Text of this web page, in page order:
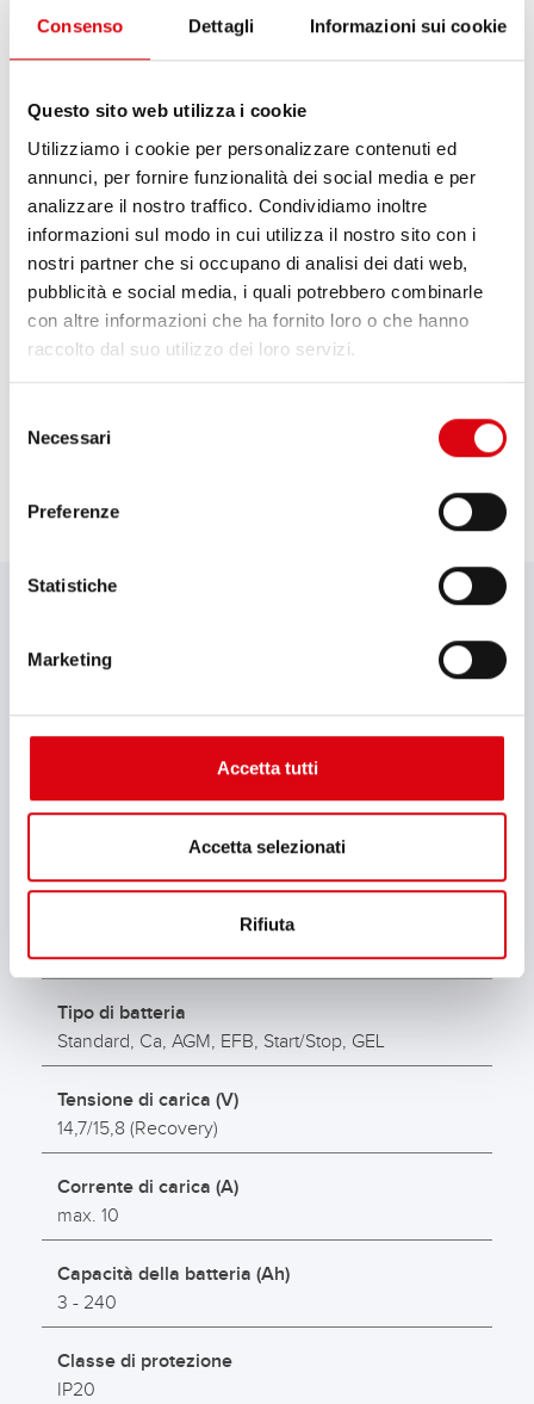
Consenso Dettagli Informazioni sui cookie
Questo sito web utilizza i cookie
Utilizziamo i cookie per personalizzare contenuti ed
annunci, per fornire funzionalità dei social media e per
analizzare il nostro traffico. Condividiamo inoltre
informazioni sul modo in cui utilizza il nostro sito con i
nostri partner che si occupano di analisi dei dati web,
pubblicità e social media, i quali potrebbero combinarle
con altre informazioni che ha fornito loro o che hanno
raccolto dal suo utilizzo dei loro servizi.
delNecessari
Preferenze
Statistiche
Marketing
Accetta tutti
Accetta selezionati
Rifiuta
HOW TO VIDEO
Banner Accucharger
Modello
Tensione di rete (V AC)
12
Tipo di batteria
Standard, Ca, AGM, EFB, Start/Stop, GEL
Tensione di carica (V)
14,7/15,8 (Recovery)
Corrente di carica (A)
max. 10
Capacità della batteria (Ah)
3 - 240
Classe di protezione
IP20